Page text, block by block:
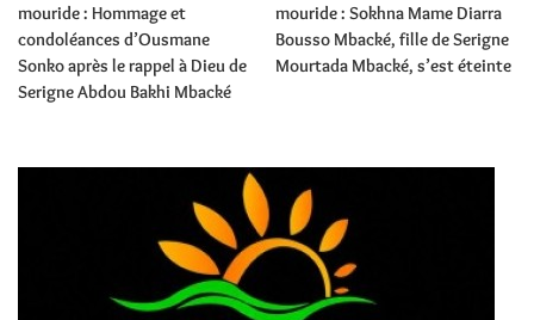
mouride : Hommage et
condoléances d’Ousmane
Sonko après le rappel à Dieu de
Serigne Abdou Bakhi Mbacké
mouride : Sokhna Mame Diarra
Bousso Mbacké, fille de Serigne
Mourtada Mbacké, s’est éteinte